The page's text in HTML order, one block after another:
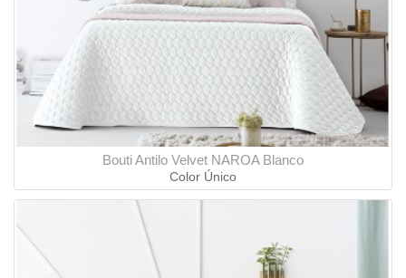
Bouti Antilo Velvet NAROA Blanco
Color Único